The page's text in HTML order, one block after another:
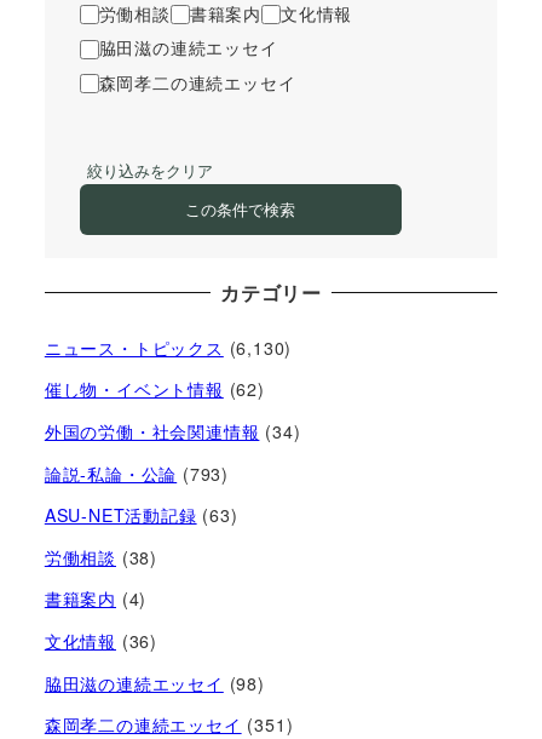
労働相談
書籍案内
文化情報
脇田滋の連続エッセイ
森岡孝二の連続エッセイ
絞り込みをクリア
この条件で検索
カテゴリー
ニュース・トピックス (6,130)
催し物・イベント情報 (62)
外国の労働・社会関連情報 (34)
論説-私論・公論 (793)
ASU-NET活動記録 (63)
労働相談 (38)
書籍案内 (4)
文化情報 (36)
脇田滋の連続エッセイ (98)
森岡孝二の連続エッセイ (351)